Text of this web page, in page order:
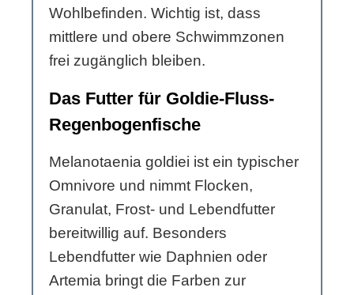
Wohlbefinden. Wichtig ist, dass
mittlere und obere Schwimmzonen
frei zugänglich bleiben.
Das Futter für Goldie-Fluss-
Regenbogenfische
Melanotaenia goldiei ist ein typischer
Omnivore und nimmt Flocken,
Granulat, Frost- und Lebendfutter
bereitwillig auf. Besonders
Lebendfutter wie Daphnien oder
Artemia bringt die Farben zur